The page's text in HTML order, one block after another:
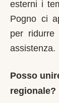
esterni i
Pogno ci
per
assistenza.
Posso
regionale?